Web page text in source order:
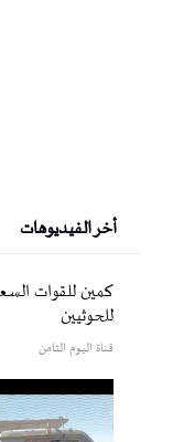
أخر الفيديوهات
كمين للقوات
للحوثيين
قناة اليوم الثامن